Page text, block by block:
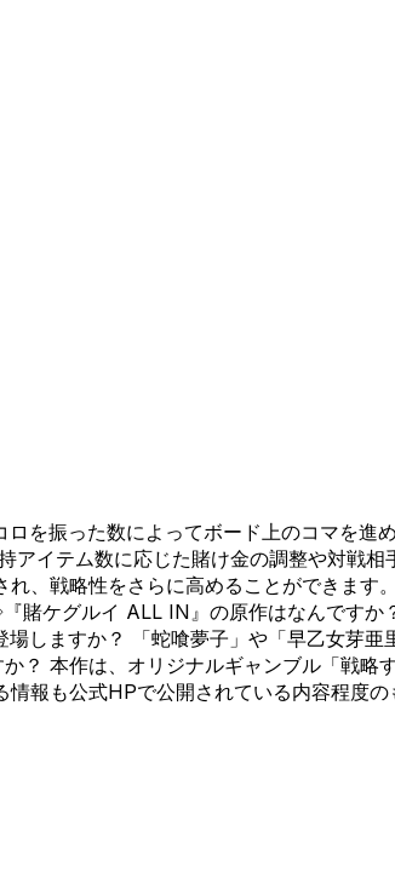
を振った数によってボード上のコマを
イテム数に応じた賭け金の調整や対戦
、戦略性をさらに高めることができま
賭ケグルイ ALL IN』の原作はなんです
しますか？ 「蛇喰夢子」や「早乙女芽
本作は、オリジナルギャンブル「戦略
報も公式HPで公開されている内容程度